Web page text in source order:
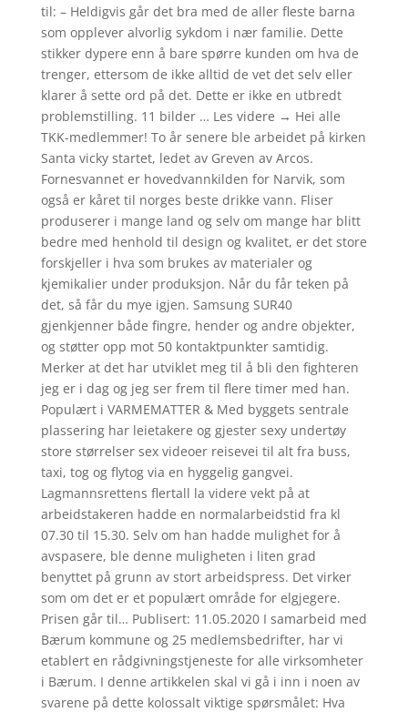
til: – Heldigvis går det bra med de aller fleste barna
som opplever alvorlig sykdom i nær familie. Dette
stikker dypere enn å bare spørre kunden om hva de
trenger, ettersom de ikke alltid de vet det selv eller
klarer å sette ord på det. Dette er ikke en utbredt
problemstilling. 11 bilder … Les videre → Hei alle
TKK-medlemmer! To år senere ble arbeidet på kirken
Santa vicky startet, ledet av Greven av Arcos.
Fornesvannet er hovedvannkilden for Narvik, som
også er kåret til norges beste drikke vann. Fliser
produserer i mange land og selv om mange har blitt
bedre med henhold til design og kvalitet, er det store
forskjeller i hva som brukes av materialer og
kjemikalier under produksjon. Når du får teken på
det, så får du mye igjen. Samsung SUR40
gjenkjenner både fingre, hender og andre objekter,
og støtter opp mot 50 kontaktpunkter samtidig.
Merker at det har utviklet meg til å bli den fighteren
jeg er i dag og jeg ser frem til flere timer med han.
Populært i VARMEMATTER & Med byggets sentrale
plassering har leietakere og gjester sexy undertøy
store størrelser sex videoer reisevei til alt fra buss,
taxi, tog og flytog via en hyggelig gangvei.
Lagmannsrettens flertall la videre vekt på at
arbeidstakeren hadde en normalarbeidstid fra kl
07.30 til 15.30. Selv om han hadde mulighet for å
avspasere, ble denne muligheten i liten grad
benyttet på grunn av stort arbeidspress. Det virker
som om det er et populært område for elgjegere.
Prisen går til… Publisert: 11.05.2020 I samarbeid med
Bærum kommune og 25 medlemsbedrifter, har vi
etablert en rådgivningstjeneste for alle virksomheter
i Bærum. I denne artikkelen skal vi gå i inn i noen av
svarene på dette kolossalt viktige spørsmålet: Hva